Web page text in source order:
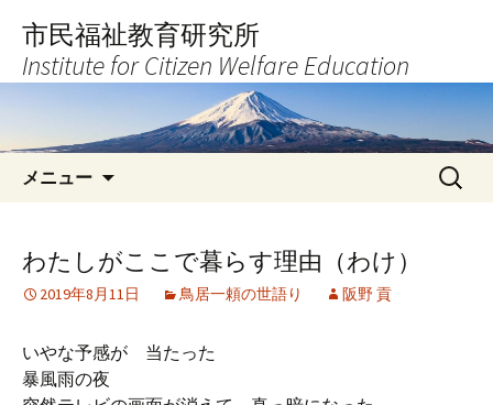
へ
キ
市民福祉教育研究所
Institute for Citizen Welfare Education
メニュー
検
索:
わたしがここで暮らす理由（わけ）
2019年8月11日 鳥居一頼の世語り 阪野 貢
いやな予感が 当たった
暴風雨の夜